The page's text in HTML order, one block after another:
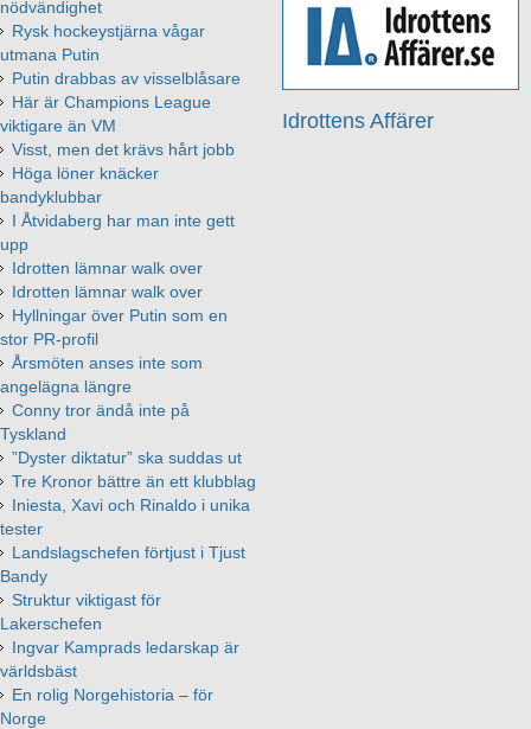
Idrottens Affärer
nödvändighet
Rysk hockeystjärna vågar
utmana Putin
Putin drabbas av visselblåsare
Här är Champions League
viktigare än VM
Visst, men det krävs hårt jobb
Höga löner knäcker
bandyklubbar
I Åtvidaberg har man inte gett
upp
Idrotten lämnar walk over
Idrotten lämnar walk over
Hyllningar över Putin som en
stor PR-profil
Årsmöten anses inte som
angelägna längre
Conny tror ändå inte på
Tyskland
”Dyster diktatur” ska suddas ut
Tre Kronor bättre än ett klubblag
Iniesta, Xavi och Rinaldo i unika
tester
Landslagschefen förtjust i Tjust
Bandy
Struktur viktigast för
Lakerschefen
Ingvar Kamprads ledarskap är
världsbäst
En rolig Norgehistoria – för
Norge